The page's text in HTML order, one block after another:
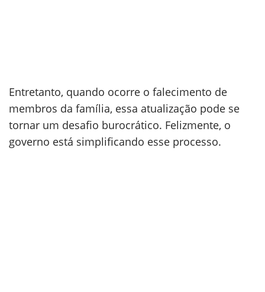
Entretanto, quando ocorre o falecimento de
membros da família, essa atualização pode se
tornar um desafio burocrático. Felizmente, o
governo está simplificando esse processo.